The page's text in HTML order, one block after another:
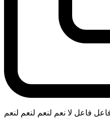
فاعل لا نعم لنعم لنعم لنعم